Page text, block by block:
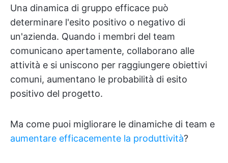
Una dinamica di gruppo efficace può
determinare l'esito positivo o negativo di
un'azienda. Quando i membri del team
comunicano apertamente, collaborano alle
attività e si uniscono per raggiungere obiettivi
comuni, aumentano le probabilità di esito
positivo del progetto.
Ma come puoi migliorare le dinamiche di team e
aumentare efficacemente la produttività?